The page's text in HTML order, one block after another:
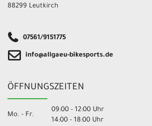
88299 Leutkirch
07561/9151775
info@allgaeu-bikesports.de
ÖFFNUNGSZEITEN
Mo. - Fr.
09:00 - 12:00 Uhr
14:00 - 18:00 Uhr